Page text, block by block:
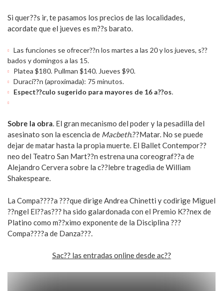
Si quer??s ir, te pasamos los precios de las localidades,
acordate que el jueves es m??s barato.
Las funciones se ofrecer??n los martes a las 20 y los jueves, s??
bados y domingos a las 15.
Platea $180. Pullman $140. Jueves $90.
Duraci??n (aproximada): 75 minutos.
Espect??culo sugerido para mayores de 16 a??os.
Sobre la obra. El gran mecanismo del poder y la pesadilla del
asesinato son la escencia de Macbeth.??Matar. No se puede
dejar de matar hasta la propia muerte. El Ballet Contempor??
neo del Teatro San Mart??n estrena una coreograf??a de
Alejandro Cervera sobre la c??lebre tragedia de William
Shakespeare.
La Compa????a ???que dirige Andrea Chinetti y codirige Miguel
??ngel El??as??? ha sido galardonada con el Premio K??nex de
Platino como m??ximo exponente de la Disciplina ???
Compa????a de Danza???.
Sac?? las entradas online desde ac??